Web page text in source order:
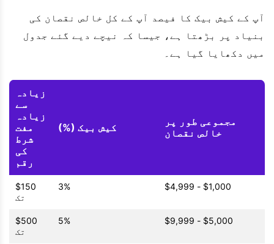
آپ کے کیش بیک کا فیصد آپ کے کل خالص نقصان کی
بنیاد پر بڑھتا ہے، جیسا کہ نیچے دیے گئے جدول
میں دکھایا گیا ہے۔
مجموعی طور پر
خالص نقصان
کیش بیک (%)
زیادہ
سے
زیادہ
مفت
شرط
کی
رقم
$1,000 - $4,999
3%
$150
تک
$5,000 - $9,999
5%
$500
تک